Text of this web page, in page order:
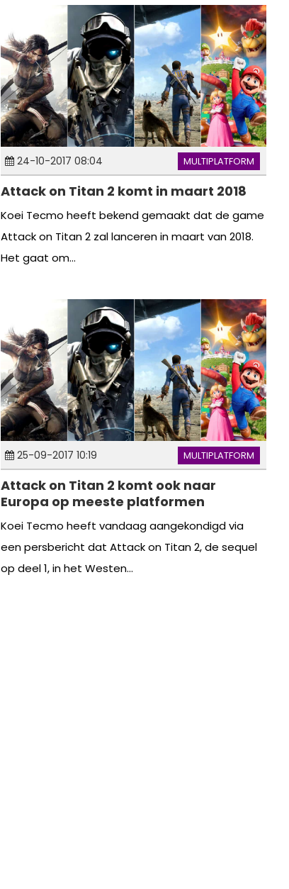
24-10-2017 08:04 MULTIPLATFORM
Attack on Titan 2 komt in maart 2018
Koei Tecmo heeft bekend gemaakt dat de game
Attack on Titan 2 zal lanceren in maart van 2018.
Het gaat om...
25-09-2017 10:19 MULTIPLATFORM
Attack on Titan 2 komt ook naar
Europa op meeste platformen
Koei Tecmo heeft vandaag aangekondigd via
een persbericht dat Attack on Titan 2, de sequel
op deel 1, in het Westen...